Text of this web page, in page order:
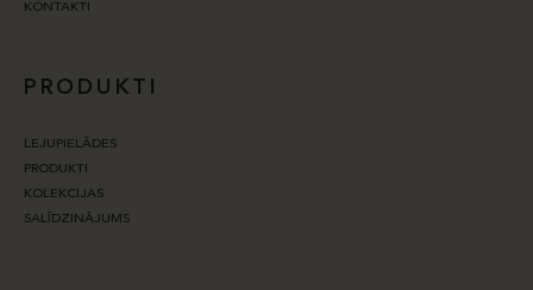
KONTAKTI
PRODUKTI
LEJUPIELĀDES
PRODUKTI
KOLEKCIJAS
SALĪDZINĀJUMS